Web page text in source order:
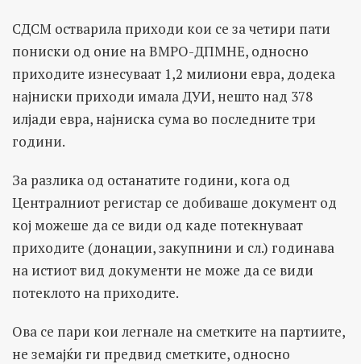
СДСМ остварила приходи кои се за четири пати
пониски од оние на ВМРО-ДПМНЕ, односно
приходите изнесуваат 1,2 милиони евра, додека
најниски приходи имала ДУИ, нешто над 378
илјади евра, најниска сума во последните три
години.
За разлика од останатите години, кога од
Централниот регистар се добиваше документ од
кој можеше да се види од каде потекнуваат
приходите (донации, закупнини и сл.) годинава
на истиот вид документи не може да се види
потеклото на приходите.
Ова се пари кои легнале на сметките на партиите,
не земајќи ги предвид сметките, односно